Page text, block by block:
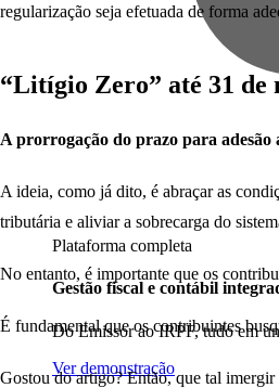
Plataforma completa
Gestão fiscal e contábil
Do Emissor ao IRPF, tudo em
Ver demonstração
regularização seja efetuada de forma
“Litígio Zero” até 31 de
A prorrogação do prazo para adesão
A ideia, como já dito, é abraçar as
tributária e aliviar a sobrecarga do
No entanto, é importante que os
É fundamental que os contribuintes
Gostou do artigo? Então, que tal